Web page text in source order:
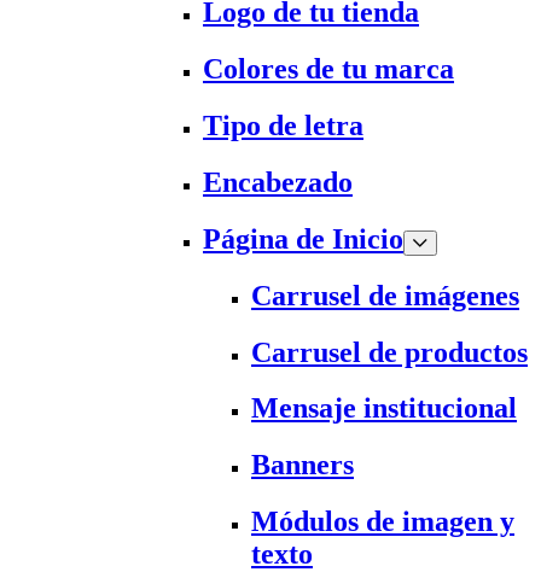
Logo de tu tienda
Colores de tu marca
Tipo de letra
Encabezado
Página de Inicio
Carrusel de imágenes
Carrusel de productos
Mensaje institucional
Banners
Módulos de imagen y
texto